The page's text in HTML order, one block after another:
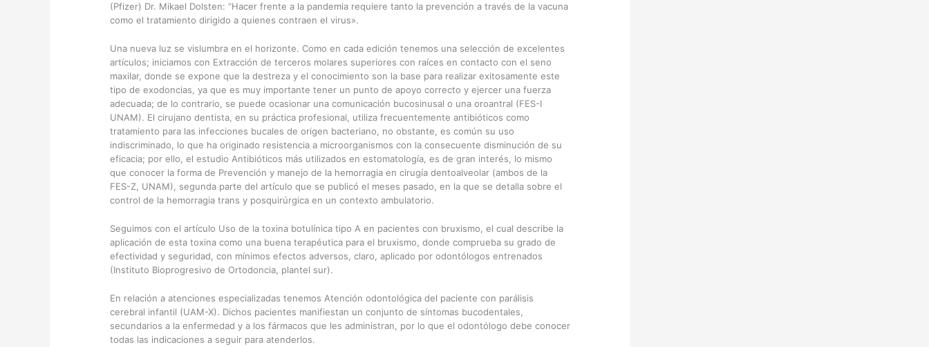
(Pfizer) Dr. Mikael Dolsten: “Hacer frente a la pandemia requiere tanto la prevención a través de la vacuna
como el tratamiento dirigido a quienes contraen el virus».
Una nueva luz se vislumbra en el horizonte. Como en cada edición tenemos una selección de excelentes
artículos; iniciamos con Extracción de terceros molares superiores con raíces en contacto con el seno
maxilar, donde se expone que la destreza y el conocimiento son la base para realizar exitosamente este
tipo de exodoncias, ya que es muy importante tener un punto de apoyo correcto y ejercer una fuerza
adecuada; de lo contrario, se puede ocasionar una comunicación bucosinusal o una oroantral (FES-I
UNAM). El cirujano dentista, en su práctica profesional, utiliza frecuentemente antibióticos como
tratamiento para las infecciones bucales de origen bacteriano, no obstante, es común su uso
indiscriminado, lo que ha originado resistencia a microorganismos con la consecuente disminución de su
eficacia; por ello, el estudio Antibióticos más utilizados en estomatología, es de gran interés, lo mismo
que conocer la forma de Prevención y manejo de la hemorragia en cirugía dentoalveolar (ambos de la
FES-Z, UNAM), segunda parte del artículo que se publicó el meses pasado, en la que se detalla sobre el
control de la hemorragia trans y posquirúrgica en un contexto ambulatorio.
Seguimos con el artículo Uso de la toxina botulínica tipo A en pacientes con bruxismo, el cual describe la
aplicación de esta toxina como una buena terapéutica para el bruxismo, donde comprueba su grado de
efectividad y seguridad, con mínimos efectos adversos, claro, aplicado por odontólogos entrenados
(Instituto Bioprogresivo de Ortodoncia, plantel sur).
En relación a atenciones especializadas tenemos Atención odontológica del paciente con parálisis
cerebral infantil (UAM-X). Dichos pacientes manifiestan un conjunto de síntomas bucodentales,
secundarios a la enfermedad y a los fármacos que les administran, por lo que el odontólogo debe conocer
todas las indicaciones a seguir para atenderlos.